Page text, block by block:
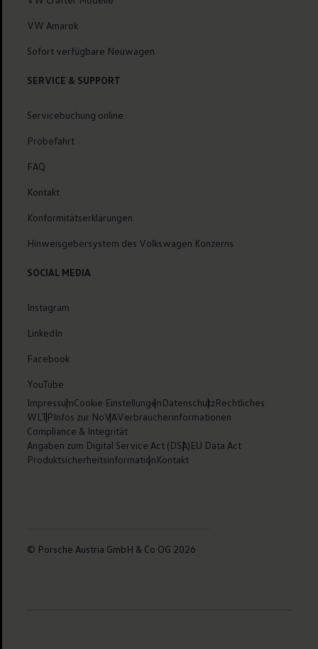
VW Amarok
Sofort verfügbare Neuwagen
SERVICE & SUPPORT
Servicebuchung online
Probefahrt
FAQ
Kontakt
Konformitätserklärungen
Hinweisgebersystem des Volkswagen Konzerns
SOCIAL MEDIA
Instagram
LinkedIn
Facebook
YouTube
ImpressumCookie EinstellungenDatenschutzRechtliches
WLTPInfos zur NoVAVerbraucherinformationen
Compliance & Integrität
Angaben zum Digital Service Act (DSA)EU Data Act
ProduktsicherheitsinformationKontakt
© Porsche Austria GmbH & Co OG 2026